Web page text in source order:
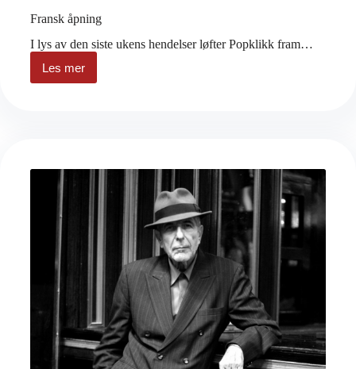
Fransk åpning
I lys av den siste ukens hendelser løfter Popklikk fram…
Les mer
Fransk
åpning